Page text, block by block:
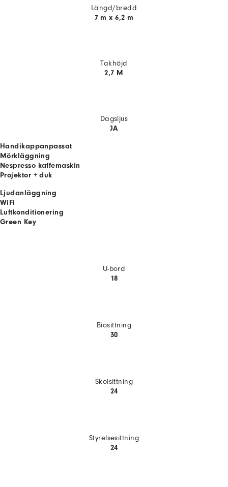
Längd/bredd
7 m x 6,2 m
Takhöjd
2,7 M
Dagsljus
JA
Handikappanpassat
Mörkläggning
Nespresso kaffemaskin
Projektor + duk
Ljudanläggning
WiFi
Luftkonditionering
Green Key
U-bord
18
Biosittning
30
Skolsittning
24
Styrelsesittning
24